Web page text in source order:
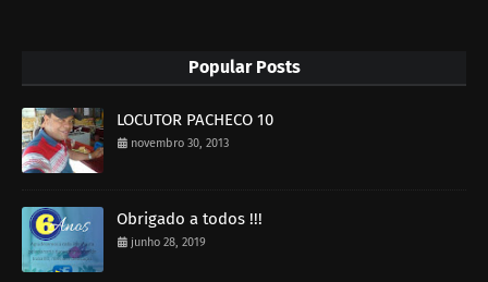
Popular Posts
LOCUTOR PACHECO 10
novembro 30, 2013
Obrigado a todos !!!
junho 28, 2019